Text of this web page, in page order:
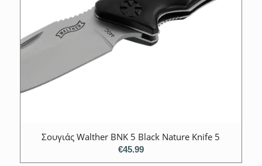
Σουγιάς Walther BNK 5 Black Nature Knife 5
€45.99